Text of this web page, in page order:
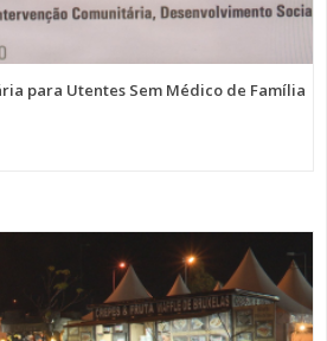
para Utentes Sem Médico de Família